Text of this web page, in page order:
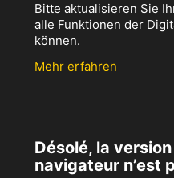
Bitte aktualisieren Sie
alle Funktionen der
können.
Mehr erfahren
Désolé, la
navigateur n’est